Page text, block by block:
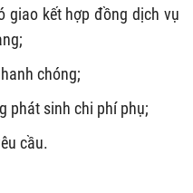
giao kết hợp đồng dịch vụ
chóng;
phát sinh chi phí phụ;
cầu.